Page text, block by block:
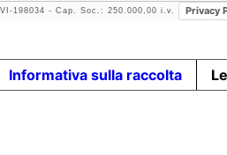
198034 - Cap. Soc.: 250.000,00 i.v. Privacy
Informativa sulla raccolta